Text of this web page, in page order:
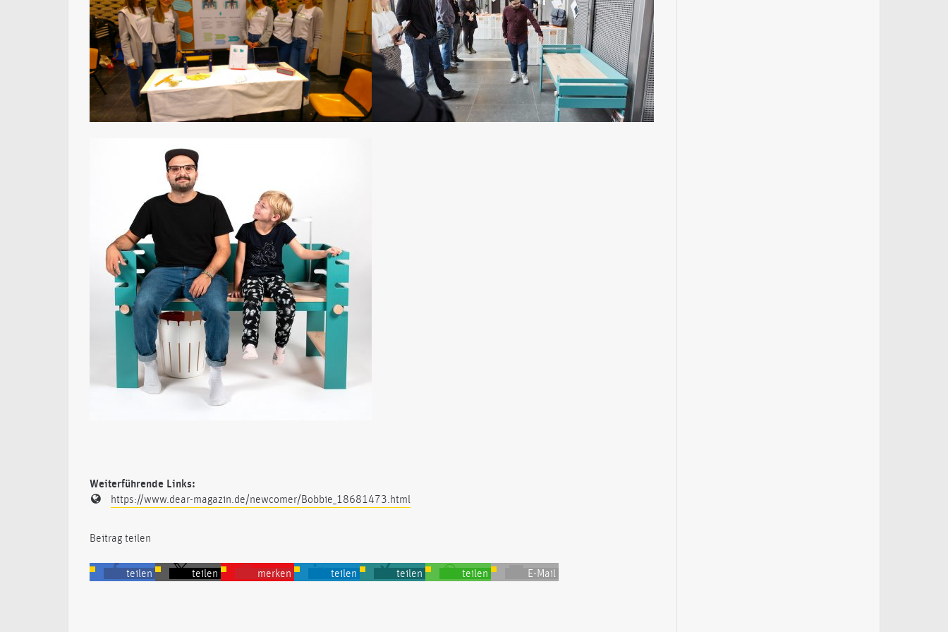
Weiterführende Links:
https://www.dear-magazin.de/newcomer/Bobbie_18681473.html
Beitrag teilen
teilen teilen merken teilen teilen teilen E-Mail